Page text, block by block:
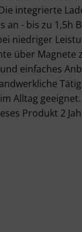
integrierte
an - bis zu 1,5h
niedriger
über Magnete
einfaches
Alltag
Produkt 2